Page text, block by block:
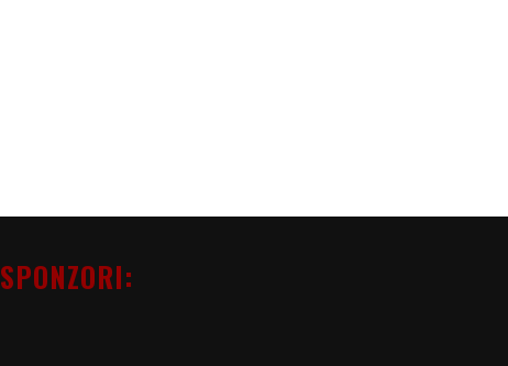
SPONZORI: